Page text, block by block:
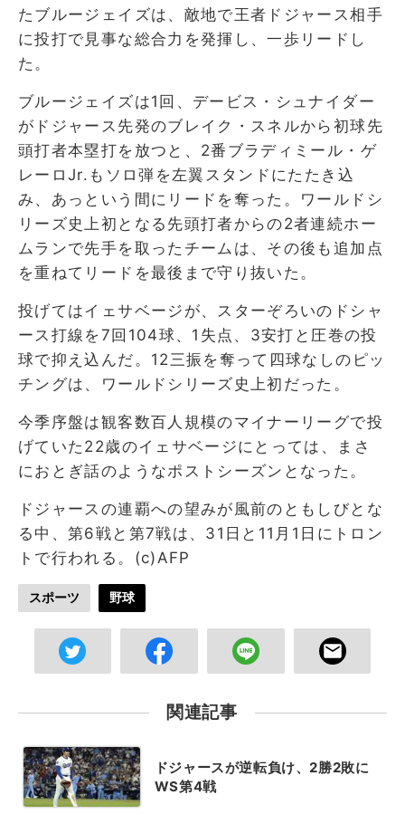
たブルージェイズは、敵地で王者ドジャース相手
に投打で見事な総合力を発揮し、一歩リードし
た。
ブルージェイズは1回、デービス・シュナイダー
がドジャース先発のブレイク・スネルから初球先
頭打者本塁打を放つと、2番ブラディミール・ゲ
レーロJr.もソロ弾を左翼スタンドにたたき込
み、あっという間にリードを奪った。ワールドシ
リーズ史上初となる先頭打者からの2者連続ホー
ムランで先手を取ったチームは、その後も追加点
を重ねてリードを最後まで守り抜いた。
投げてはイェサベージが、スターぞろいのドシャ
ース打線を7回104球、1失点、3安打と圧巻の投
球で抑え込んだ。12三振を奪って四球なしのピッ
チングは、ワールドシリーズ史上初だった。
今季序盤は観客数百人規模のマイナーリーグで投
げていた22歳のイェサベージにとっては、まさ
におとぎ話のようなポストシーズンとなった。
ドジャースの連覇への望みが風前のともしびとな
る中、第6戦と第7戦は、31日と11月1日にトロン
トで行われる。(c)AFP
スポーツ 野球
関連記事
ドジャースが逆転負け、2勝2敗に
WS第4戦